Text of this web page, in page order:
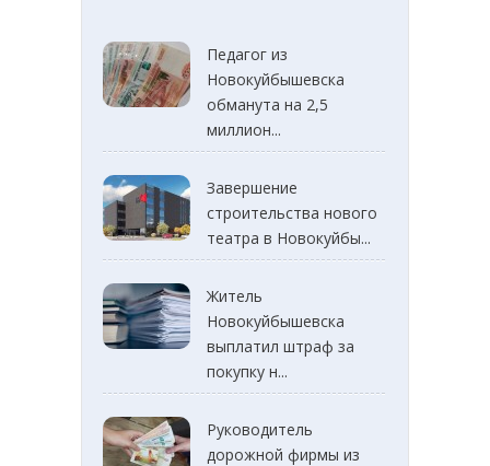
Педагог из
Новокуйбышевска
обманута на 2,5
миллион...
Завершение
строительства нового
театра в Новокуйбы...
Житель
Новокуйбышевска
выплатил штраф за
покупку н...
Руководитель
дорожной фирмы из